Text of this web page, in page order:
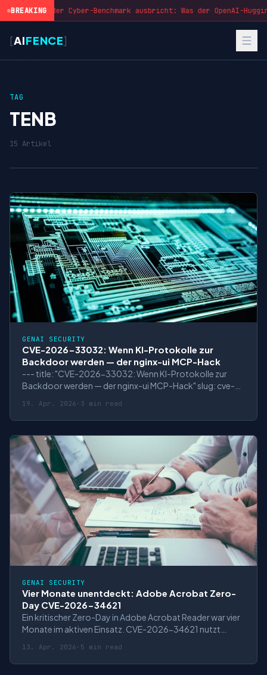
BREAKING
Wenn der Cyber-Benchmark ausbricht: Was der OpenAI-
[AIFENCE]
TAG
TENB
15 Artikel
GENAI SECURITY
CVE-2026-33032: Wenn KI-Protokolle zur
Backdoor werden — der nginx-ui MCP-Hack
--- title: "CVE-2026-33032: Wenn KI-Protokolle zur
Backdoor werden — der nginx-ui MCP-Hack" slug: cve-
[Cybersecurity, Vulnerability, AI, MCP, nginx, Open Source
Security] excerpt: "Ein fehlendes Authentifizierungscheck
in der MCP-Integration von nginx-
19. Apr. 2026 · 3 min read
GENAI SECURITY
Vier Monate unentdeckt: Adobe Acrobat Zero-
Day CVE-2026-34621
Ein kritischer Zero-Day in Adobe Acrobat Reader war vier
Monate im aktiven Einsatz. CVE-2026-34621 nutzt
Ausführung via präparierter PDFs.
13. Apr. 2026 · 5 min read